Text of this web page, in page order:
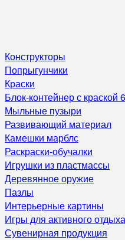
Конструкторы
Попрыгунчики
Краски
Блок-контейнер с краской
Мыльные пузыри
Развивающий материал
Камешки марблс
Раскраски-обучалки
Игрушки из пластмассы
Деревянное оружие
Пазлы
Интерьерные картины
Игры для активного отдыха
Сувенирная продукция